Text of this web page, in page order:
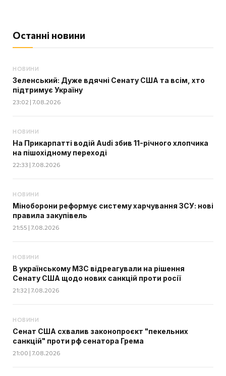
Останні новини
НОВИНИ
Зеленський: Дуже вдячні Сенату США та всім, хто
підтримує Україну
23:02 | 7.08.2026
НОВИНИ
На Прикарпатті водій Audi збив 11-річного хлопчика
на пішохідному переході
22:33 | 7.08.2026
НОВИНИ
Міноборони реформує систему харчування ЗСУ: нові
правила закупівель
21:55 | 7.08.2026
НОВИНИ
В українському МЗС відреагували на рішення
Сенату США щодо нових санкцій проти росії
21:32 | 7.08.2026
НОВИНИ
Сенат США схвалив законопроєкт "пекельних
санкцій" проти рф сенатора Грема
21:00 | 7.08.2026